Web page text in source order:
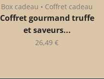
Box cadeau • Coffret cadeau
Coffret gourmand truffe
et saveurs...
26,49 €